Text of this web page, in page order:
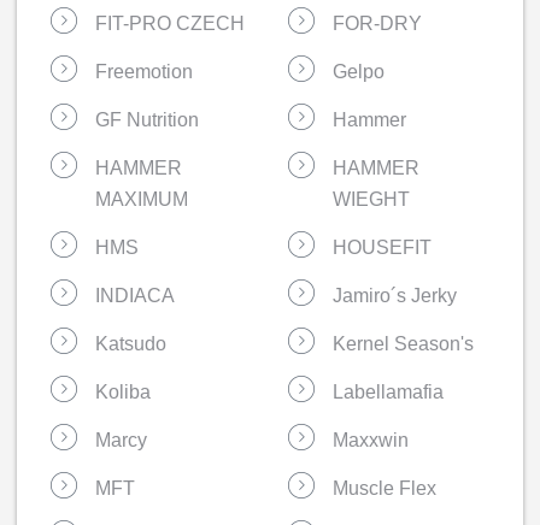
FIT-PRO CZECH FOR-DRY
Freemotion Gelpo
GF Nutrition Hammer
HAMMER
MAXIMUM
HAMMER
WIEGHT
HMS HOUSEFIT
INDIACA Jamiro´s Jerky
Katsudo Kernel Season's
Koliba Labellamafia
Marcy Maxxwin
MFT Muscle Flex